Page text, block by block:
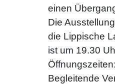
einen
Die
die Lippische
ist um 19.30
Begleitende